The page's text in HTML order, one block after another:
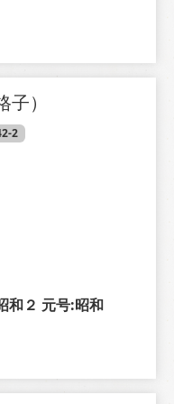
）
2
和２ 元号:昭和